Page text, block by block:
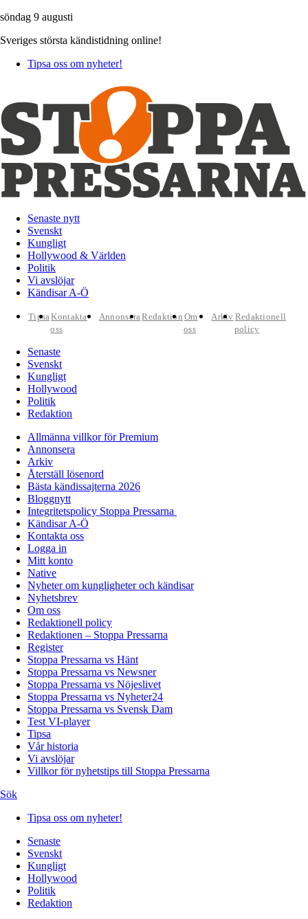
söndag 9 augusti
Sveriges största kändistidning online!
Tipsa oss om nyheter!
Senaste nytt
Svenskt
Kungligt
Hollywood & Världen
Politik
Vi avslöjar
Kändisar A-Ö
TipsaKontakta
oss
AnnonseraRedaktion Om
oss
Arkiv Redaktionell
policy
Senaste
Svenskt
Kungligt
Hollywood
Politik
Redaktion
Allmänna villkor för Premium
Annonsera
Arkiv
Återställ lösenord
Bästa kändissajterna 2026
Bloggnytt
Integritetspolicy Stoppa Pressarna
Kändisar A-Ö
Kontakta oss
Logga in
Mitt konto
Native
Nyheter om kungligheter och kändisar
Nyhetsbrev
Om oss
Redaktionell policy
Redaktionen – Stoppa Pressarna
Register
Stoppa Pressarna vs Hänt
Stoppa Pressarna vs Newsner
Stoppa Pressarna vs Nöjeslivet
Stoppa Pressarna vs Nyheter24
Stoppa Pressarna vs Svensk Dam
Test VI-player
Tipsa
Vår historia
Vi avslöjar
Villkor för nyhetstips till Stoppa Pressarna
Sök
Tipsa oss om nyheter!
Senaste
Svenskt
Kungligt
Hollywood
Politik
Redaktion